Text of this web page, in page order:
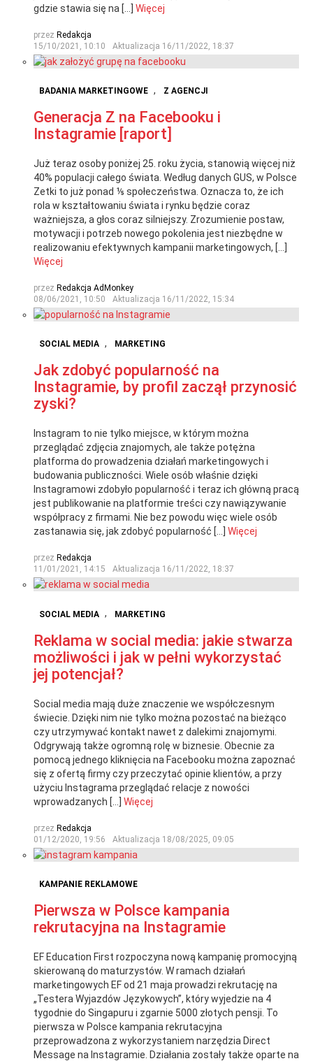
gdzie stawia się na […] Więcej
przez Redakcja
15/10/2021, 10:10
Aktualizacja 16/11/2022, 18:37
BADANIA MARKETINGOWE , Z AGENCJI
Generacja Z na Facebooku i
Instagramie [raport]
Już teraz osoby poniżej 25. roku życia, stanowią więcej niż
40% populacji całego świata. Według danych GUS, w Polsce
Zetki to już ponad ⅕ społeczeństwa. Oznacza to, że ich
rola w kształtowaniu świata i rynku będzie coraz
ważniejsza, a głos coraz silniejszy. Zrozumienie postaw,
motywacji i potrzeb nowego pokolenia jest niezbędne w
realizowaniu efektywnych kampanii marketingowych, […]
Więcej
przez Redakcja AdMonkey
08/06/2021, 10:50
Aktualizacja 16/11/2022, 15:34
SOCIAL MEDIA , MARKETING
Jak zdobyć popularność na
Instagramie, by profil zaczął przynosić
zyski?
Instagram to nie tylko miejsce, w którym można
przeglądać zdjęcia znajomych, ale także potężna
platforma do prowadzenia działań marketingowych i
budowania publiczności. Wiele osób właśnie dzięki
Instagramowi zdobyło popularność i teraz ich główną pracą
jest publikowanie na platformie treści czy nawiązywanie
współpracy z firmami. Nie bez powodu więc wiele osób
zastanawia się, jak zdobyć popularność […] Więcej
przez Redakcja
11/01/2021, 14:15
Aktualizacja 16/11/2022, 18:37
SOCIAL MEDIA , MARKETING
Reklama w social media: jakie stwarza
możliwości i jak w pełni wykorzystać
jej potencjał?
Social media mają duże znaczenie we współczesnym
świecie. Dzięki nim nie tylko można pozostać na bieżąco
czy utrzymywać kontakt nawet z dalekimi znajomymi.
Odgrywają także ogromną rolę w biznesie. Obecnie za
pomocą jednego kliknięcia na Facebooku można zapoznać
się z ofertą firmy czy przeczytać opinie klientów, a przy
użyciu Instagrama przeglądać relacje z nowości
wprowadzanych […] Więcej
przez Redakcja
01/12/2020, 19:56
Aktualizacja 18/08/2025, 09:05
KAMPANIE REKLAMOWE
Pierwsza w Polsce kampania
rekrutacyjna na Instagramie
EF Education First rozpoczyna nową kampanię promocyjną
skierowaną do maturzystów. W ramach działań
marketingowych EF od 21 maja prowadzi rekrutację na
„Testera Wyjazdów Językowych”, który wyjedzie na 4
tygodnie do Singapuru i zgarnie 5000 złotych pensji. To
pierwsza w Polsce kampania rekrutacyjna
przeprowadzona z wykorzystaniem narzędzia Direct
Message na Instagramie. Działania zostały także oparte na